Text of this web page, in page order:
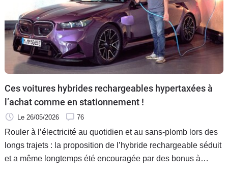
Electriques
Utilitaires
Flottes
Auto
Services
Moto
Ces voitures hybrides rechargeables hypertaxées à
l’achat comme en stationnement !
Le 26/05/2026 76
Rouler à l’électricité au quotidien et au sans-plomb lors des
longs trajets : la proposition de l’hybride rechargeable séduit
et a même longtemps été encouragée par des bonus à